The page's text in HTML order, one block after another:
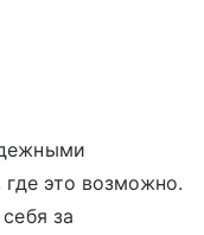
это возможно.
за